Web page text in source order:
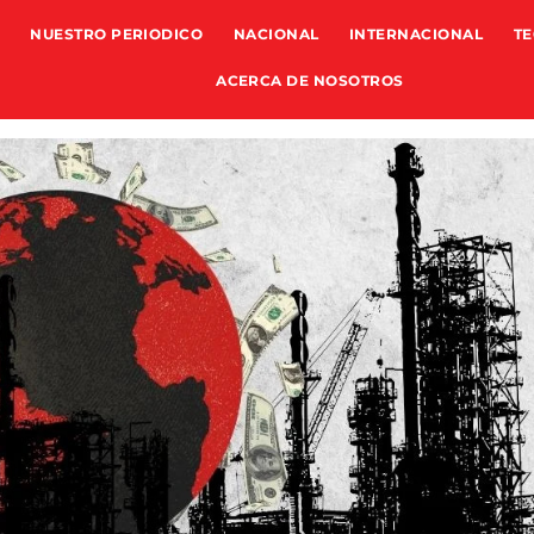
NUESTRO PERIODICO NACIONAL INTERNACIONAL
ACERCA DE NOSOTROS